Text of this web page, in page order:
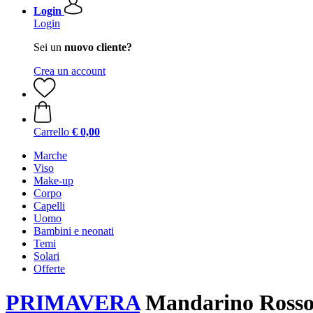
Login
Login
Sei un nuovo cliente?
Crea un account
Carrello € 0,00
Marche
Viso
Make-up
Corpo
Capelli
Uomo
Bambini e neonati
Temi
Solari
Offerte
PRIMAVERAMandarino